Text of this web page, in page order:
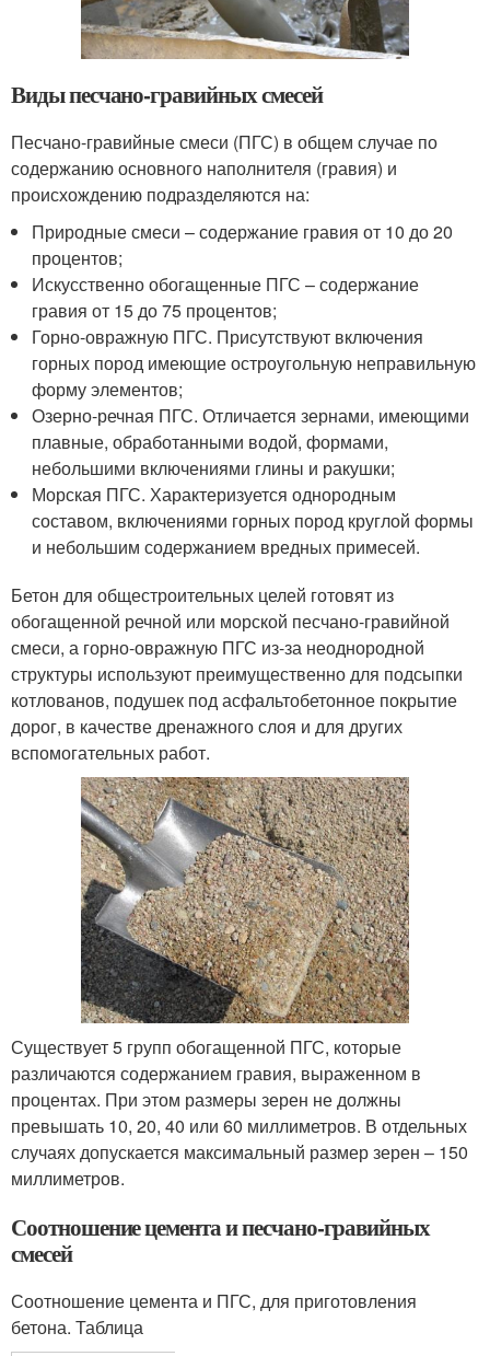
Виды песчано-гравийных смесей
Песчано-гравийные смеси (ПГС) в общем случае по
содержанию основного наполнителя (гравия) и
происхождению подразделяются на:
Природные смеси – содержание гравия от 10 до 20
процентов;
Искусственно обогащенные ПГС – содержание
гравия от 15 до 75 процентов;
Горно-овражную ПГС. Присутствуют включения
горных пород имеющие остроугольную неправильную
форму элементов;
Озерно-речная ПГС. Отличается зернами, имеющими
плавные, обработанными водой, формами,
небольшими включениями глины и ракушки;
Морская ПГС. Характеризуется однородным
составом, включениями горных пород круглой формы
и небольшим содержанием вредных примесей.
Бетон для общестроительных целей готовят из
обогащенной речной или морской песчано-гравийной
смеси, а горно-овражную ПГС из-за неоднородной
структуры используют преимущественно для подсыпки
котлованов, подушек под асфальтобетонное покрытие
дорог, в качестве дренажного слоя и для других
вспомогательных работ.
Существует 5 групп обогащенной ПГС, которые
различаются содержанием гравия, выраженном в
процентах. При этом размеры зерен не должны
превышать 10, 20, 40 или 60 миллиметров. В отдельных
случаях допускается максимальный размер зерен – 150
миллиметров.
Соотношение цемента и песчано-гравийных
смесей
Соотношение цемента и ПГС, для приготовления
бетона. Таблица